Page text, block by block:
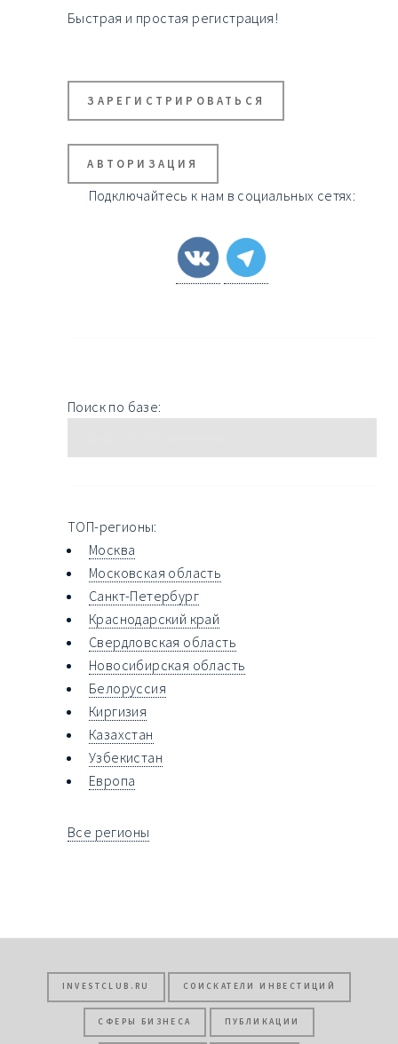
Быстрая и простая регистрация!
ЗАРЕГИСТРИРОВАТЬСЯ
АВТОРИЗАЦИЯ
Подключайтесь к нам в социальных сетях:
Поиск по базе:
ТОП-регионы:
Москва
Московская область
Санкт-Петербург
Краснодарский край
Свердловская область
Новосибирская область
Белоруссия
Киргизия
Казахстан
Узбекистан
Европа
Все регионы
INVESTCLUB.RU СОИСКАТЕЛИ ИНВЕСТИЦИЙ
СФЕРЫ БИЗНЕСА ПУБЛИКАЦИИ